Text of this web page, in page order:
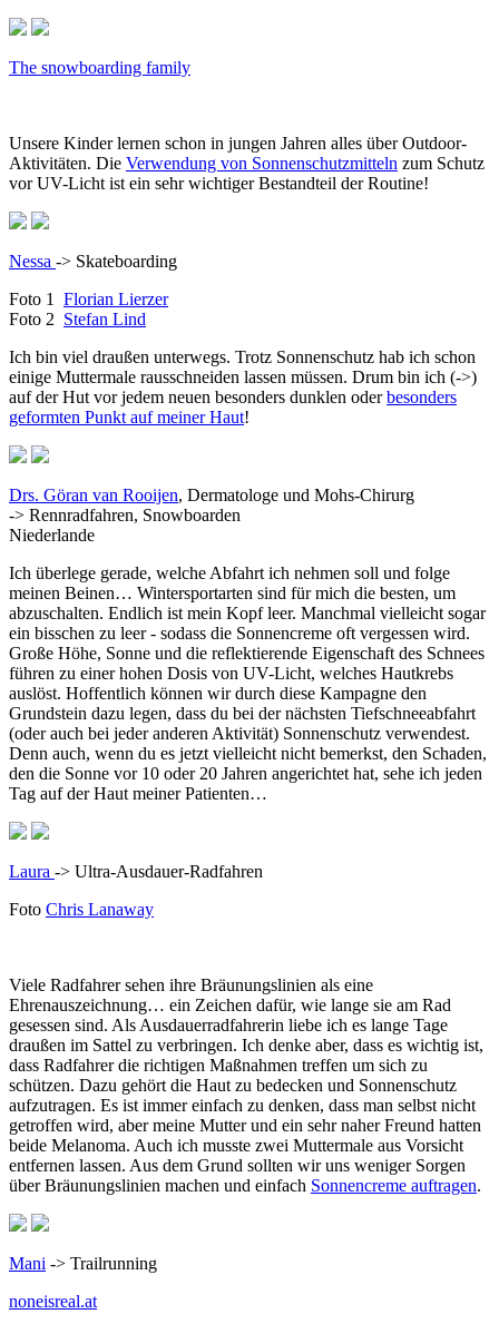
The snowboarding family
Unsere Kinder lernen schon in jungen Jahren alles über Outdoor-
Aktivitäten. Die Verwendung von Sonnenschutzmitteln zum Schutz
vor UV-Licht ist ein sehr wichtiger Bestandteil der Routine!
Nessa -> Skateboarding
Foto 1 Florian Lierzer
Foto 2 Stefan Lind
Ich bin viel draußen unterwegs. Trotz Sonnenschutz hab ich schon
einige Muttermale rausschneiden lassen müssen. Drum bin ich (->)
auf der Hut vor jedem neuen besonders dunklen oderbesonders
geformten Punkt auf meiner Haut!
Drs. Göran van Rooijen, Dermatologe und Mohs-Chirurg
-> Rennradfahren, Snowboarden
Niederlande
Ich überlege gerade, welche Abfahrt ich nehmen soll und folge
meinen Beinen… Wintersportarten sind für mich die besten, um
abzuschalten. Endlich ist mein Kopf leer. Manchmal vielleicht sogar
ein bisschen zu leer - sodass die Sonnencreme oft vergessen wird.
Große Höhe, Sonne und die reflektierende Eigenschaft des Schnees
führen zu einer hohen Dosis von UV-Licht, welches Hautkrebs
auslöst. Hoffentlich können wir durch diese Kampagne den
Grundstein dazu legen, dass du bei der nächsten Tiefschneeabfahrt
(oder auch bei jeder anderen Aktivität) Sonnenschutz verwendest.
Denn auch, wenn du es jetzt vielleicht nicht bemerkst, den Schaden,
den die Sonne vor 10 oder 20 Jahren angerichtet hat, sehe ich jeden
Tag auf der Haut meiner Patienten…
Laura -> Ultra-Ausdauer-Radfahren
Foto Chris Lanaway
Viele Radfahrer sehen ihre Bräunungslinien als eine
Ehrenauszeichnung… ein Zeichen dafür, wie lange sie am Rad
gesessen sind. Als Ausdauerradfahrerin liebe ich es lange Tage
draußen im Sattel zu verbringen. Ich denke aber, dass es wichtig ist,
dass Radfahrer die richtigen Maßnahmen treffen um sich zu
schützen. Dazu gehört die Haut zu bedecken und Sonnenschutz
aufzutragen. Es ist immer einfach zu denken, dass man selbst nicht
getroffen wird, aber meine Mutter und ein sehr naher Freund hatten
beide Melanoma. Auch ich musste zwei Muttermale aus Vorsicht
entfernen lassen. Aus dem Grund sollten wir uns weniger Sorgen
über Bräunungslinien machen und einfach Sonnencreme auftragen.
Mani -> Trailrunning
noneisreal.at